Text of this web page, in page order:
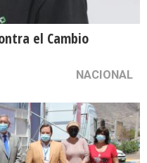
el Cambio
NACIONAL